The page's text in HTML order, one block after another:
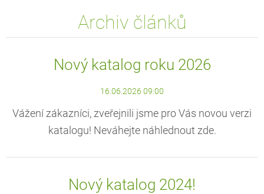
Archiv článků
Nový katalog roku 2026
16.06.2026 09:00
Vážení zákazníci, zveřejnili jsme pro Vás novou verzi
katalogu! Neváhejte náhlednout zde.
Nový katalog 2024!